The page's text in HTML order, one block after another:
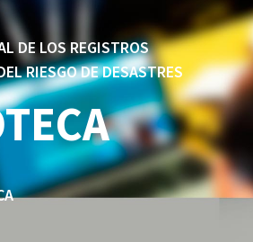
DE LOS REGISTROS
RIESGO DE DESASTRES